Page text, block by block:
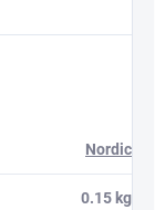
Nordic
0.15 kg